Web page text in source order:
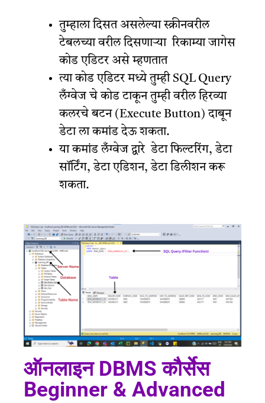
तुम्हाला दिसत असलेल्या स्क्रीनवरील
टेबलच्या वरील दिसणाऱ्या रिकाम्या जागेस
कोड एडिटर असे म्हणतात
त्या कोड एडिटर मध्ये तुम्ही SQL Query
लँग्वेज चे कोड टाकून तुम्ही वरील हिरव्या
कलरचे बटन (Execute Button) दाबून
डेटा ला कमांड देऊ शकता.
या कमांड लँग्वेज द्वारे डेटा फिल्टरिंग, डेटा
सॉर्टिंग, डेटा एडिशन, डेटा डिलीशन करू
शकता.
ऑनलाइन DBMS कौर्सेस
Beginner & Advanced